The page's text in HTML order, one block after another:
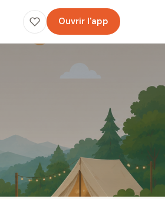
Ouvrir l'app